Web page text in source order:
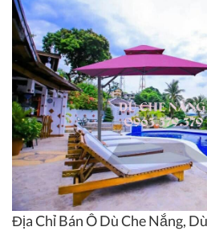
Địa Chỉ Bán Ô Dù Che Nắng,